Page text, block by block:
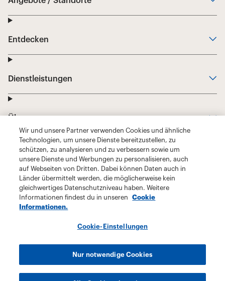
Wir und unsere Partner verwenden Cookies und ähnliche
Technologien, um unsere Dienste bereitzustellen, zu
schützen, zu analysieren und zu verbessern sowie um
unsere Dienste und Werbungen zu personalisieren, auch
auf Webseiten von Dritten. Dabei können Daten auch in
Länder übermittelt werden, die möglicherweise kein
gleichwertiges Datenschutzniveau haben. Weitere
Informationen findest du in unseren
Cookie
Informationen.
Cookie-Einstellungen
Nur notwendige Cookies